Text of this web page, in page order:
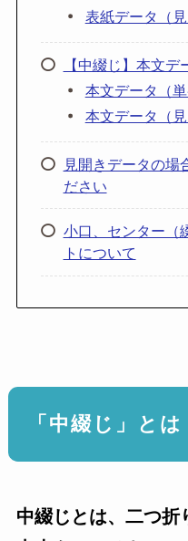
表紙データ（
【中綴じ】本文
本文データ（
本文データ（
見開きデータの場
ださい
小口、センター（
トについて
「中綴じ」とは
中綴じとは、二つ折